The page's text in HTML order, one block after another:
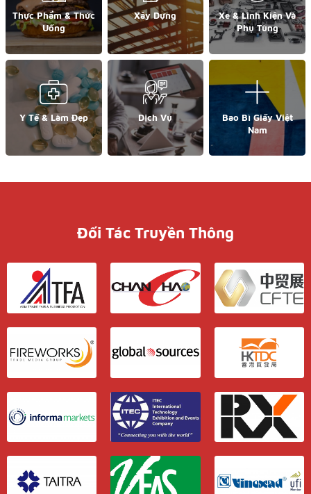
Thực Phẩm & Thức
Uống
Xây Dựng
Xe & Linh Kiện Và
Phụ Tùng
Y Tế & Làm Đẹp Dịch Vụ
Bao Bì Giấy Việt
Nam
Đối Tác Truyền Thông